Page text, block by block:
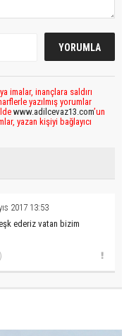
imalar, inançlara saldırı
yazılmış yorumlar
www.adilcevaz13.com’un
yazan kişiyi bağlayıcı
2017 13:53
ederiz vatan bizim